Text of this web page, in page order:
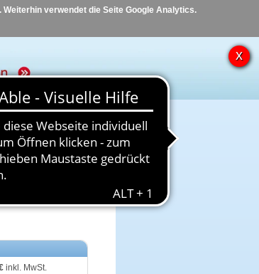
verwendet die Seite Google Analytics.
Kontakt
inkl. MwSt.